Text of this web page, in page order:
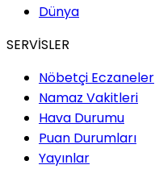
Dünya
SERVİSLER
Nöbetçi Eczaneler
Namaz Vakitleri
Hava Durumu
Puan Durumları
Yayınlar